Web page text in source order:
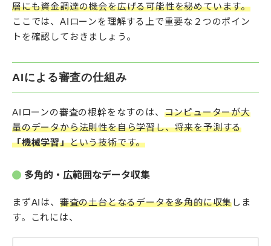
層にも資金調達の機会を広げる可能性を秘めています。
ここでは、AIローンを理解する上で重要な２つのポイン
トを確認しておきましょう。
AIによる審査の仕組み
AIローンの審査の根幹をなすのは、 コンピューターが大
量のデータから法則性を自ら学習し、将来を予測する
「機械学習」という技術です。
多角的・広範囲なデータ収集
まずAIは、 審査の土台となるデータを多角的に収集しま
す。これには、